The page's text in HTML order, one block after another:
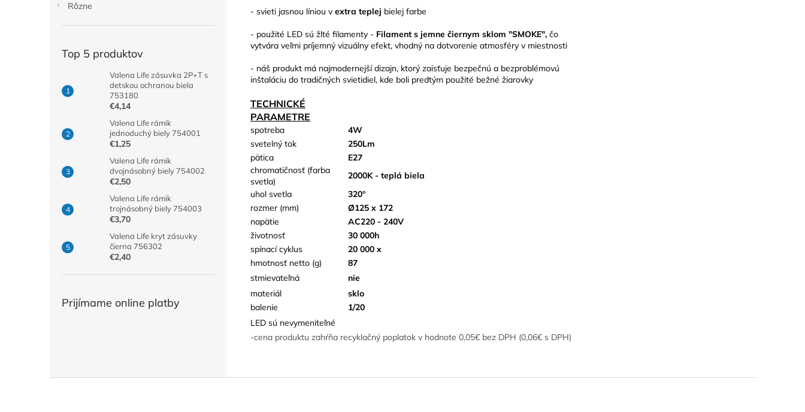
Rôzne
Top 5 produktov
Valena Life zásuvka 2P+T s
detskou ochranou biela
753180
€4,14
Valena Life rámik
jednoduchý biely 754001
€1,25
Valena Life rámik
dvojnásobný biely 754002
€2,50
Valena Life rámik
trojnásobný biely 754003
€3,70
Valena Life kryt zásuvky
čierna 756302
€2,40
Prijímame online platby
- svieti jasnou líniou v extra teplej bielej farbe
- použité LED sú žlté filamenty - Filament s jemne čiernym sklom "SMOKE", čo
vytvára veľmi príjemný vizuálny efekt, vhodný na dotvorenie atmosféry v miestnosti
- náš produkt má najmodernejší dizajn, ktorý zaisťuje bezpečnú a bezproblémovú
inštaláciu do tradičných svietidiel, kde boli predtým použité bežné žiarovky
TECHNICKÉ
PARAMETRE
spotreba
4W
svetelný tok
250Lm
pätica
E27
chromatičnosť (farba
svetla)
2000K - teplá biela
uhol svetla
320°
rozmer (mm)
Ø125 x 172
napätie
AC220 - 240V
životnosť
30 000h
spínací cyklus
20 000 x
hmotnosť netto (g)
87
stmievateľná
nie
materiál
sklo
balenie
1/20
LED sú nevymeniteľné
-cena produktu zahŕňa recyklačný poplatok v hodnote 0,05€ bez DPH (0,06€ s DPH)